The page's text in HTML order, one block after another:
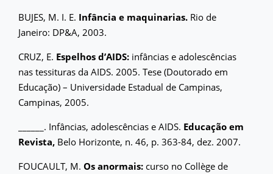
BUJES, M. I. E. Infância e maquinarias. Rio de
Janeiro: DP&A, 2003.
CRUZ, E. Espelhos d’AIDS: infâncias e adolescências
nas tessituras da AIDS. 2005. Tese (Doutorado em
Educação) – Universidade Estadual de Campinas,
Campinas, 2005.
______. Infâncias, adolescências e AIDS. Educação em
Revista, Belo Horizonte, n. 46, p. 363-84, dez. 2007.
FOUCAULT, M. Os anormais: curso no Collège de